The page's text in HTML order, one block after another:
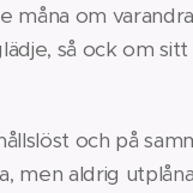
måna om
så ock om
och på
men aldrig